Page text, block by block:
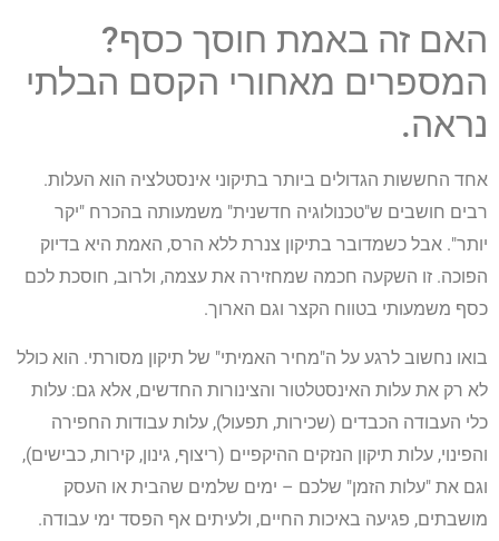
האם זה באמת חוסך כסף?
המספרים מאחורי הקסם הבלתי
נראה.
אחד החששות הגדולים ביותר בתיקוני אינסטלציה הוא העלות.
רבים חושבים ש"טכנולוגיה חדשנית" משמעותה בהכרח "יקר
יותר". אבל כשמדובר בתיקון צנרת ללא הרס, האמת היא בדיוק
הפוכה. זו השקעה חכמה שמחזירה את עצמה, ולרוב, חוסכת לכם
כסף משמעותי בטווח הקצר וגם הארוך.
בואו נחשוב לרגע על ה"מחיר האמיתי" של תיקון מסורתי. הוא כולל
לא רק את עלות האינסטלטור והצינורות החדשים, אלא גם: עלות
כלי העבודה הכבדים (שכירות, תפעול), עלות עבודות החפירה
והפינוי, עלות תיקון הנזקים ההיקפיים (ריצוף, גינון, קירות, כבישים),
וגם את "עלות הזמן" שלכם – ימים שלמים שהבית או העסק
מושבתים, פגיעה באיכות החיים, ולעיתים אף הפסד ימי עבודה.